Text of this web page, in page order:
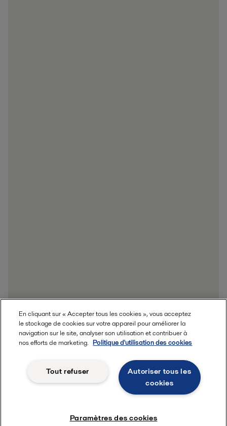
En cliquant sur « Accepter tous les cookies », vous acceptez
le stockage de cookies sur votre appareil pour améliorer la
navigation sur le site, analyser son utilisation et contribuer à
nos efforts de marketing. Politique d'utilisation des cookies
Autoriser tous les
cookies
Tout refuser
Paramètres des cookies